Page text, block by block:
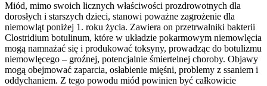
Miód, mimo swoich licznych właściwości prozdrowotnych dla
dorosłych i starszych dzieci, stanowi poważne zagrożenie dla
niemowląt poniżej 1. roku życia. Zawiera on przetrwalniki bakterii
Clostridium botulinum, które w układzie pokarmowym niemowlęcia
mogą namnażać się i produkować toksyny, prowadząc do botulizmu
niemowlęcego – groźnej, potencjalnie śmiertelnej choroby. Objawy
mogą obejmować zaparcia, osłabienie mięśni, problemy z ssaniem i
oddychaniem. Z tego powodu miód powinien być całkowicie